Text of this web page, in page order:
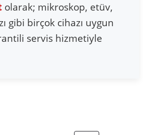
olarak; mikroskop, etüv,
gibi birçok cihazı uygun
servis hizmetiyle